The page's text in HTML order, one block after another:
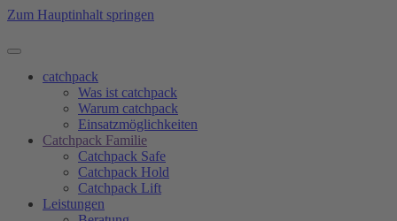
Zum Hauptinhalt springen
catchpack
Was ist catchpack
Warum catchpack
Einsatzmöglichkeiten
Catchpack Familie
Catchpack Safe
Catchpack Hold
Catchpack Lift
Leistungen